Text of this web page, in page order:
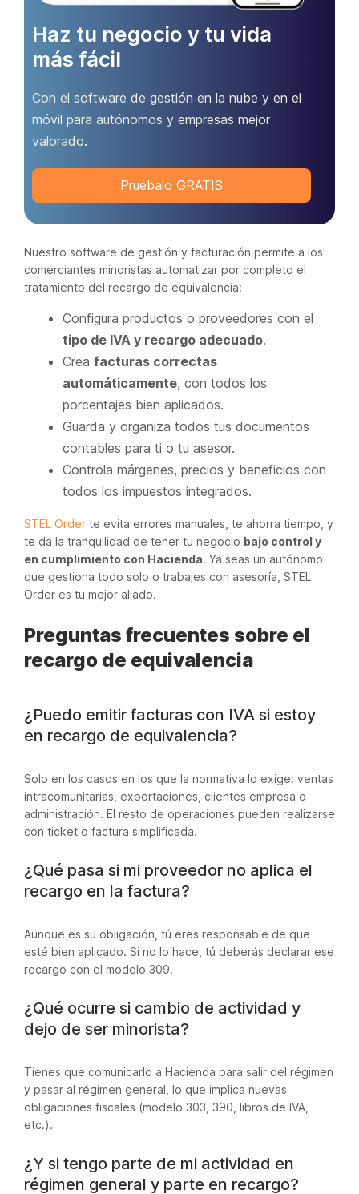
Haz tu negocio y tu vida
más fácil
Con el software de gestión en la nube y en el
móvil para autónomos y empresas mejor
valorado.
Pruébalo GRATIS
Nuestro software de gestión y facturación permite a los
comerciantes minoristas automatizar por completo el
tratamiento del recargo de equivalencia:
Configura productos o proveedores con el
tipo de IVA y recargo adecuado.
Crea facturas correctas
automáticamente, con todos los
porcentajes bien aplicados.
Guarda y organiza todos tus documentos
contables para ti o tu asesor.
Controla márgenes, precios y beneficios con
todos los impuestos integrados.
STEL Order te evita errores manuales, te ahorra tiempo, y
te da la tranquilidad de tener tu negocio bajo control y
en cumplimiento con Hacienda. Ya seas un autónomo
que gestiona todo solo o trabajes con asesoría, STEL
Order es tu mejor aliado.
Preguntas frecuentes sobre el
recargo de equivalencia
¿Puedo emitir facturas con IVA si estoy
en recargo de equivalencia?
Solo en los casos en los que la normativa lo exige: ventas
intracomunitarias, exportaciones, clientes empresa o
administración. El resto de operaciones pueden realizarse
con ticket o factura simplificada.
¿Qué pasa si mi proveedor no aplica el
recargo en la factura?
Aunque es su obligación, tú eres responsable de que
esté bien aplicado. Si no lo hace, tú deberás declarar ese
recargo con el modelo 309.
¿Qué ocurre si cambio de actividad y
dejo de ser minorista?
Tienes que comunicarlo a Hacienda para salir del régimen
y pasar al régimen general, lo que implica nuevas
obligaciones fiscales (modelo 303, 390, libros de IVA,
etc.).
¿Y si tengo parte de mi actividad en
régimen general y parte en recargo?